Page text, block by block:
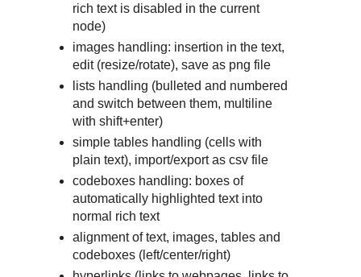
rich text is disabled in the current
node)
images handling: insertion in the text,
edit (resize/rotate), save as png file
lists handling (bulleted and numbered
and switch between them, multiline
with shift+enter)
simple tables handling (cells with
plain text), import/export as csv file
codeboxes handling: boxes of
automatically highlighted text into
normal rich text
alignment of text, images, tables and
codeboxes (left/center/right)